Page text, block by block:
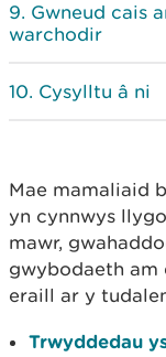
Gwneud cais
warchodir
Cysylltu â ni
Mae mamaliaid
yn cynnwys
mawr,
gwybodaeth am
eraill ar y
Trwyddedau